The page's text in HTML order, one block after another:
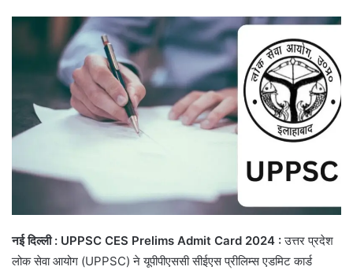
नई दिल्ली : UPPSC CES Prelims Admit Card 2024 :उत्तर प्रदेश
लोक सेवा आयोग (UPPSC) ने यूपीपीएससी सीईएस प्रीलिम्स एडमिट कार्ड